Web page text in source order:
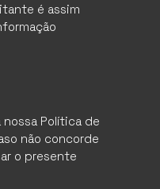
é assim
Política de
não concorde
o presente